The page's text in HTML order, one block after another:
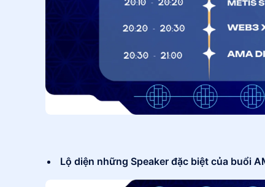
Lộ diện những Speaker đặc biệt của buổi